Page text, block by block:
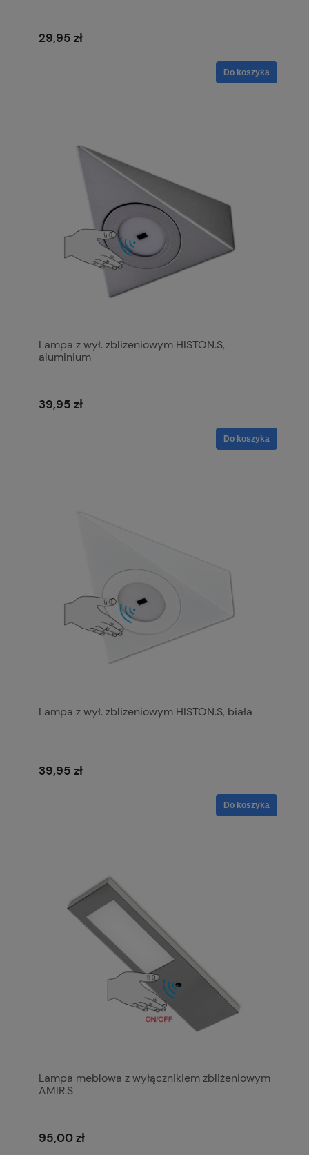
29,95 zł
Do koszyka
Lampa z wył. zbliżeniowym HISTON.S,
aluminium
39,95 zł
Do koszyka
Lampa z wył. zbliżeniowym HISTON.S, biała
39,95 zł
Do koszyka
Lampa meblowa z wyłącznikiem zbliżeniowym
AMIR.S
95,00 zł